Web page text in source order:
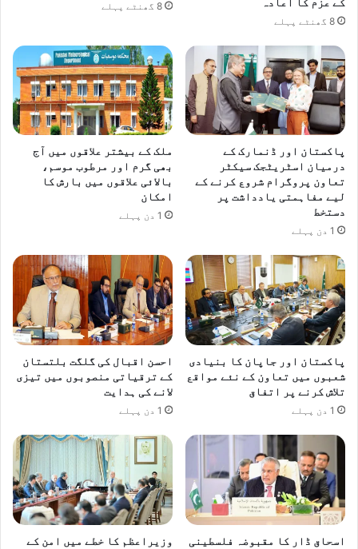
8 گھنٹے پہلے
8 گھنٹے پہلے
پاکستان اور ڈنمارک کے
درمیان اسٹریٹجک سیکٹر
تعاون پروگرام شروع کرنے کے
لیے مفاہمتی یادداشت پر
دستخط
1 دن پہلے
ملک کے بیشتر علاقوں میں آج
بھی گرم اور مرطوب موسم،
بالائی علاقوں میں بارش کا
امکان
1 دن پہلے
پاکستان اور جاپان کا بنیادی
شعبوں میں تعاون کے نئے مواقع
تلاش کرنے پر اتفاق
1 دن پہلے
احسن اقبال کی گلگت بلتستان
کے ترقیاتی منصوبوں میں تیزی
لانے کی ہدایت
1 دن پہلے
اسحاق ڈار کا مقبوضہ فلسطینی وزیراعظم کا خطے میں امن کے